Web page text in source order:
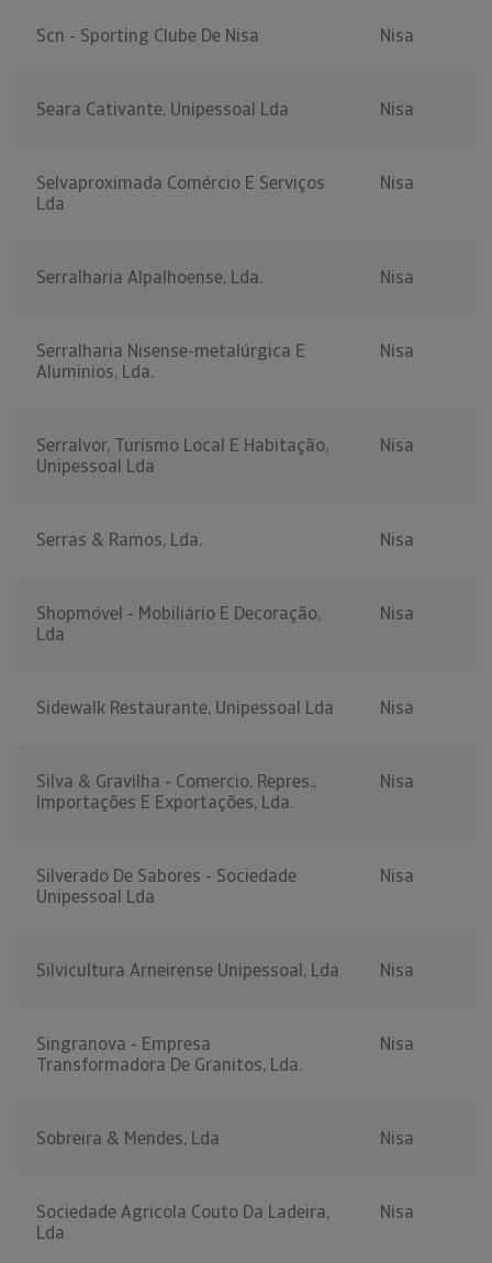
Scn - Sporting Clube De Nisa Nisa
Seara Cativante, Unipessoal Lda Nisa
Selvaproximada Comércio E Serviços
Lda
Nisa
Serralharia Alpalhoense, Lda. Nisa
Serralharia Nisense-metalúrgica E
Aluminios, Lda.
Nisa
Serralvor, Turismo Local E Habitação,
Unipessoal Lda
Nisa
Serras & Ramos, Lda. Nisa
Shopmóvel - Mobiliário E Decoração,
Lda
Nisa
Sidewalk Restaurante, Unipessoal Lda Nisa
Silva & Gravilha - Comercio, Repres.,
Importações E Exportações, Lda.
Nisa
Silverado De Sabores - Sociedade
Unipessoal Lda
Nisa
Silvicultura Arneirense Unipessoal, Lda Nisa
Singranova - Empresa
Transformadora De Granitos, Lda.
Nisa
Sobreira & Mendes, Lda Nisa
Sociedade Agricola Couto Da Ladeira,
Lda
Nisa